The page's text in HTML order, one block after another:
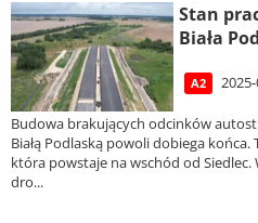
Stan
Biała
A2
Budowa brakujących odcinków
Białą Podlaską powoli dobiega
która powstaje na wschód od Siedlec.
dro...